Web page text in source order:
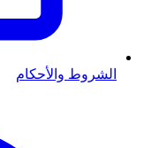
الشروط والأحكام